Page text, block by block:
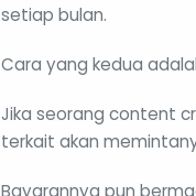
setiap bulan.
Cara yang kedua
Jika seorang content
terkait akan
Bayarannya pun